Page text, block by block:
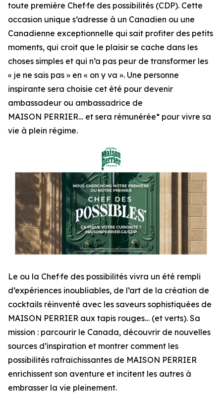
toute première Chef·fe des possibilités (CDP). Cette
occasion unique s’adresse à un Canadien ou une
Canadienne exceptionnelle qui sait profiter des petits
moments, qui croit que le plaisir se cache dans les
choses simples et qui n’a pas peur de transformer les
« je ne sais pas » en « on y va ». Une personne
inspirante sera choisie cet été pour devenir
ambassadeur ou ambassadrice de
MAISON PERRIER… et sera rémunérée* pour vivre sa
vie à plein régime.
Le ou la Chef·fe des possibilités vivra un été rempli
d’expériences inoubliables, de l’art de la création de
cocktails réinventé avec les saveurs sophistiquées de
MAISON PERRIER aux tapis rouges… (et verts). Sa
mission : parcourir le Canada, découvrir de nouvelles
sources d’inspiration et montrer comment les
possibilités rafraîchissantes de MAISON PERRIER
enrichissent son aventure et incitent les autres à
embrasser la vie pleinement.